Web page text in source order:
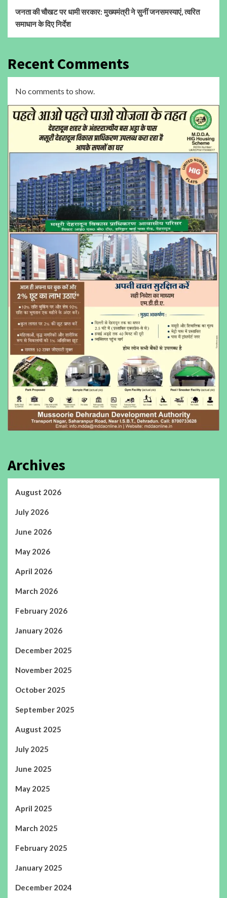
जनता की चौखट पर धामी सरकार: मुख्यमंत्री ने सुनीं जनसमस्याएं, त्वरित
समाधान के दिए निर्देश
Recent Comments
No comments to show.
Archives
August 2026
July 2026
June 2026
May 2026
April 2026
March 2026
February 2026
January 2026
December 2025
November 2025
October 2025
September 2025
August 2025
July 2025
June 2025
May 2025
April 2025
March 2025
February 2025
January 2025
December 2024